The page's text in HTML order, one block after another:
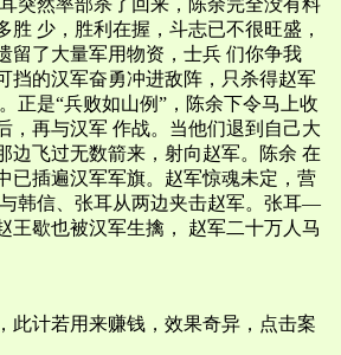
突然率部杀了回来，陈余完全没有料
胜 少，胜利在握，斗志已不很旺盛，
留了大量军用物资，士兵 们你争我
挡的汉军奋勇冲进敌阵，只杀得赵军
正是“兵败如山例”，陈余下令马上收
，再与汉军 作战。当他们退到自己大
边飞过无数箭来，射向赵军。陈余 在
已插遍汉军军旗。赵军惊魂未定，营
韩信、张耳从两边夹击赵军。张耳—
王歇也被汉军生擒， 赵军二十万人马
此计若用来赚钱，效果奇异，点击案